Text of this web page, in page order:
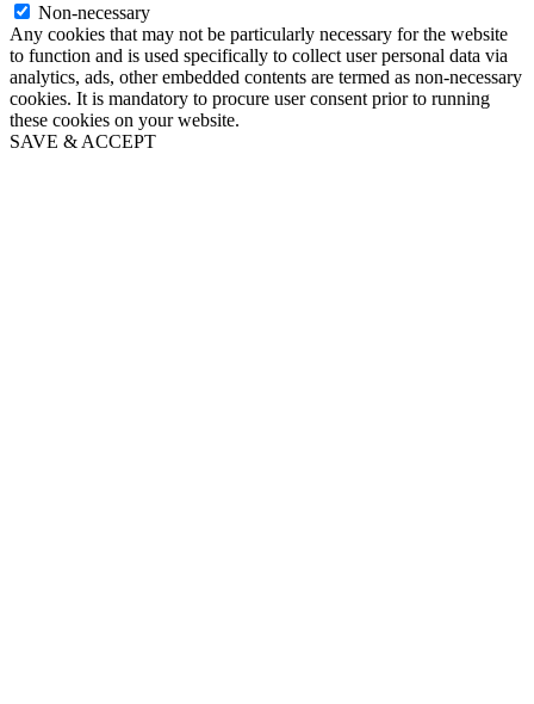
Non-necessary
Any cookies that may not be particularly necessary for the website
to function and is used specifically to collect user personal data via
analytics, ads, other embedded contents are termed as non-necessary
cookies. It is mandatory to procure user consent prior to running
these cookies on your website.
SAVE & ACCEPT